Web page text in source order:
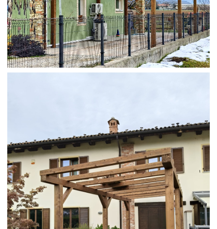
STRUTTURA ADDOSSATA IN LAMELLARE SU MISURA